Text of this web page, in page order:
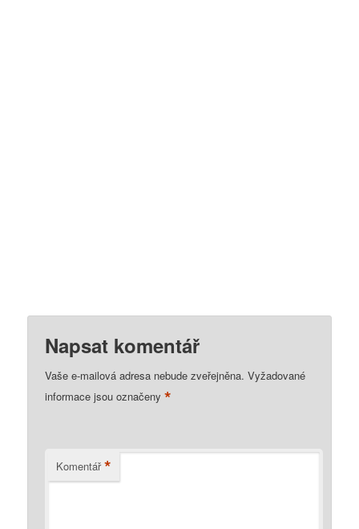
Napsat komentář
Vaše e-mailová adresa nebude zveřejněna. Vyžadované
informace jsou označeny*
Komentář *